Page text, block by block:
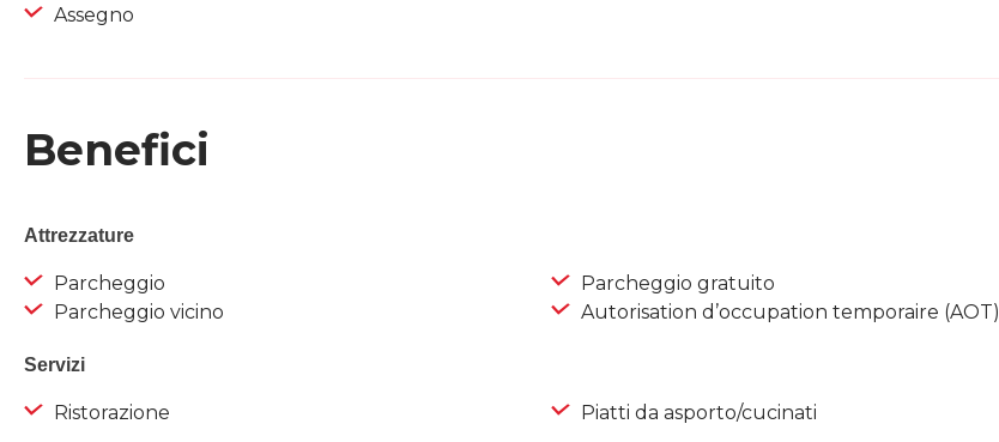
Assegno
Benefici
Attrezzature
Parcheggio
Parcheggio vicino
Parcheggio gratuito
Autorisation d’occupation temporaire (AOT)
Servizi
Ristorazione Piatti da asporto/cucinati